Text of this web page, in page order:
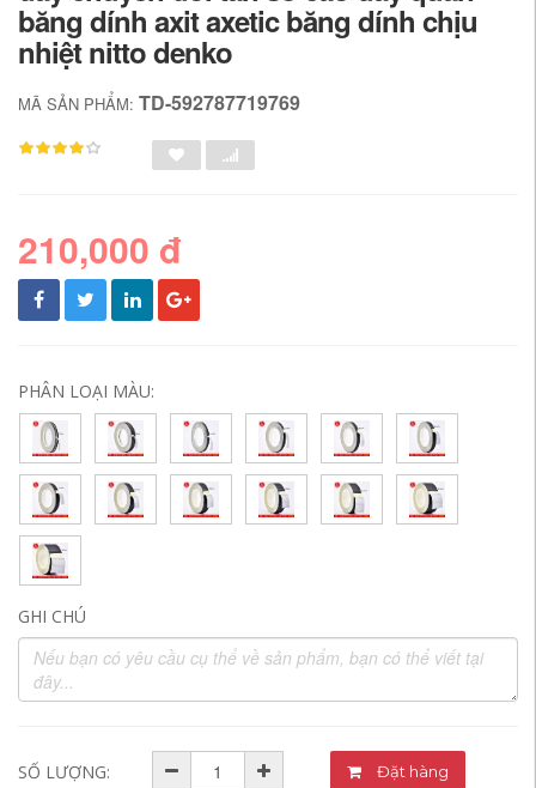
băng dính axit axetic băng dính chịu
nhiệt nitto denko
MÃ SẢN PHẨM: TD-592787719769
210,000 đ
PHÂN LOẠI MÀU:
GHI CHÚ
SỐ LƯỢNG: Đặt hàng